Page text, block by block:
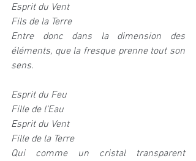
Esprit du Vent
Fils de la Terre
Entre donc dans la dimension des
éléments, que la fresque prenne tout son
sens.
Esprit du Feu
Fille de l’Eau
Esprit du Vent
Fille de la Terre
Qui comme un cristal transparent